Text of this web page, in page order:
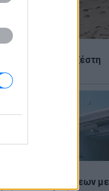
θα «χτυπήσει» η ζέστη
Ρεκόρ Αναχωρήσεων με